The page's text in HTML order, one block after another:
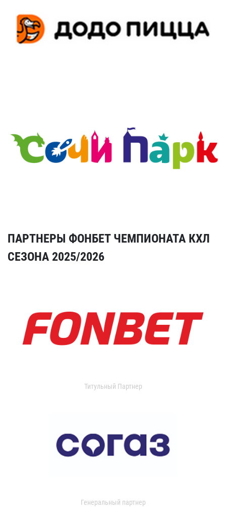
ПАРТНЕРЫ ФОНБЕТ ЧЕМПИОНАТА КХЛ
СЕЗОНА 2025/2026
Титульный Партнер
Генеральный партнер